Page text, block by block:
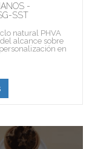
-
SST
natural PHVA
alcance sobre
en